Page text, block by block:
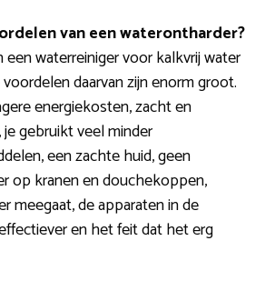
van een waterontharder?
waterreiniger voor kalkvrij water
daarvan zijn enorm groot.
energiekosten, zacht en
gebruikt veel minder
een zachte huid, geen
op kranen en douchekoppen,
meegaat, de apparaten in de
en het feit dat het erg